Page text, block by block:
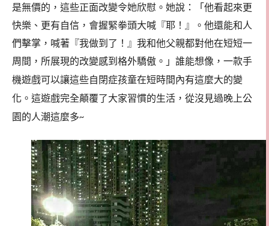
是無價的，這些正面改變令她欣慰。她說：「他看起來更
快樂、更有自信，會握緊拳頭大喊『耶！』。他還能和人
們擊掌，喊著『我做到了！』我和他父親都對他在短短一
周間，所展現的改變感到格外驕傲。」 誰能想像，一款手
機遊戲可以讓這些自閉症孩童在短時間內有這麼大的變
化。這遊戲完全顛覆了大家習慣的生活，從沒見過晚上公
園的人潮這麼多~